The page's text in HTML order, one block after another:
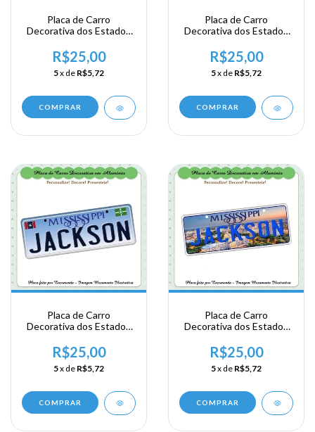
Placa de Carro
Decorativa dos Estados
USA - Area Sul - Louisiana
- New Orleans
R$25,00
5x de R$5,72
COMPRAR
Placa de Carro
Decorativa dos Estados
USA - Area Sul -
Mississipe - Jackson
R$25,00
5x de R$5,72
COMPRAR
Placa de Carro
Decorativa dos Estados
USA - Area Sul -
Mississipe - Jackson
R$25,00
5x de R$5,72
COMPRAR
Placa de Carro
Decorativa dos Estados
USA - Area Sul -
Mississipe - Jackson
R$25,00
5x de R$5,72
COMPRAR